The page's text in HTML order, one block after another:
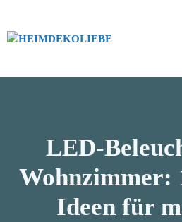
Inhalt
springen
LED-
Wohnzimmer:
Ideen für